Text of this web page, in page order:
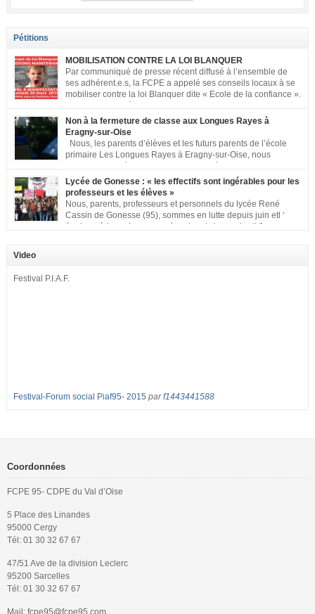
Pétitions
MOBILISATION CONTRE LA LOI BLANQUER
Par communiqué de presse récent diffusé à l’ensemble de
ses adhérent.e.s, la FCPE a appelé ses conseils locaux à se
mobiliser contre la loi Blanquer dite « Ecole de la confiance ».
met à votre disposition ce kit de mobilisation comprenant : 1 affiche
appelant […]
Non à la fermeture de classe aux Longues Rayes à
Eragny-sur-Oise
Nous, les parents d’élèves et les futurs parents de l’école
primaire Les Longues Rayes à Eragny-sur-Oise, nous
classe aux Longues Rayes ». Non à la dégradation continue des conditions
d’accueil et d’apprentissage de nos enfants à l’école primaire. Chaque
enfant a droit à […]
Lycée de Gonesse : « les effectifs sont ingérables pour les
professeurs et les élèves »
Nous, parents, professeurs et personnels du lycée René
Cassin de Gonesse (95), sommes en lutte depuis juin etl ‘
équipe pédagogique en grève depuis le vendredi 2
nombreuses classes de première et […]
Video
Festival P.I.A.F.
Festival-Forum social Piaf95- 2015 parf1443441588
Coordonnées
FCPE 95- CDPE du Val d’Oise
5 Place des Linandes
95000 Cergy
Tél: 01 30 32 67 67
47/51 Ave de la division Leclerc
95200 Sarcelles
Tél: 01 30 32 67 67
Mail: fcpe95@fcpe95.com